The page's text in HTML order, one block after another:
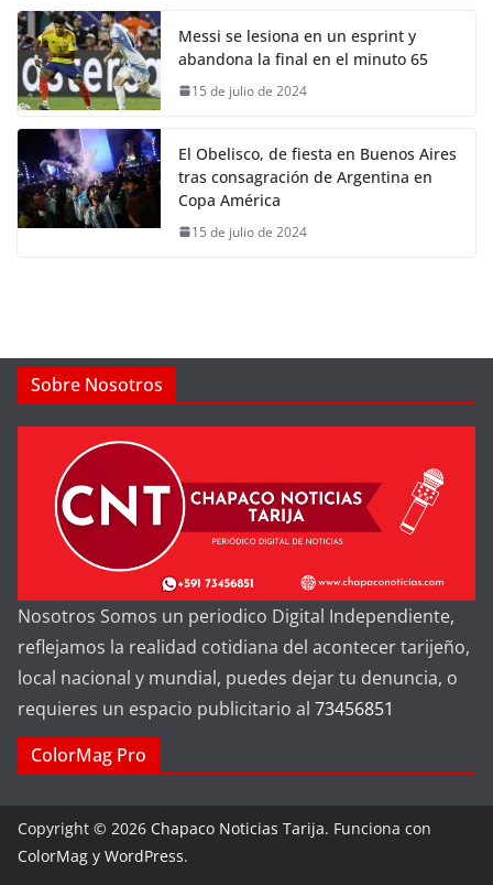
Messi se lesiona en un esprint y
abandona la final en el minuto 65
15 de julio de 2024
El Obelisco, de fiesta en Buenos Aires
tras consagración de Argentina en
Copa América
15 de julio de 2024
Sobre Nosotros
Nosotros Somos un periodico Digital Independiente,
reflejamos la realidad cotidiana del acontecer tarijeño,
local nacional y mundial, puedes dejar tu denuncia, o
requieres un espacio publicitario al 73456851
ColorMag Pro
Copyright © 2026 Chapaco Noticias Tarija. Funciona con
ColorMag y WordPress.